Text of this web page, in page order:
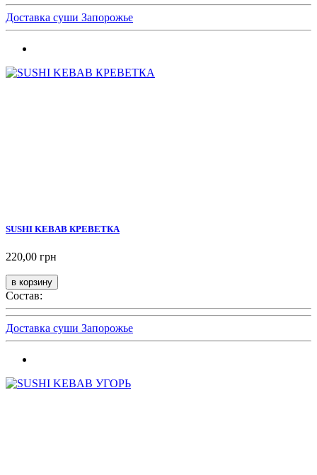
Доставка суши Запорожье
SUSHI KEBAB КРЕВЕТКА
220,00 грн
Состав:
Доставка суши Запорожье